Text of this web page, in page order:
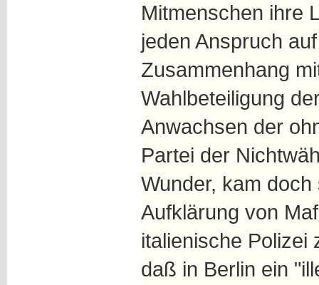
Mitmenschen ihre
jeden Anspruch
Zusammenhang
Wahlbeteiligung
Anwachsen der
Partei der
Wunder, kam
Aufklärung von
italienische Polizei
daß in Berlin ein